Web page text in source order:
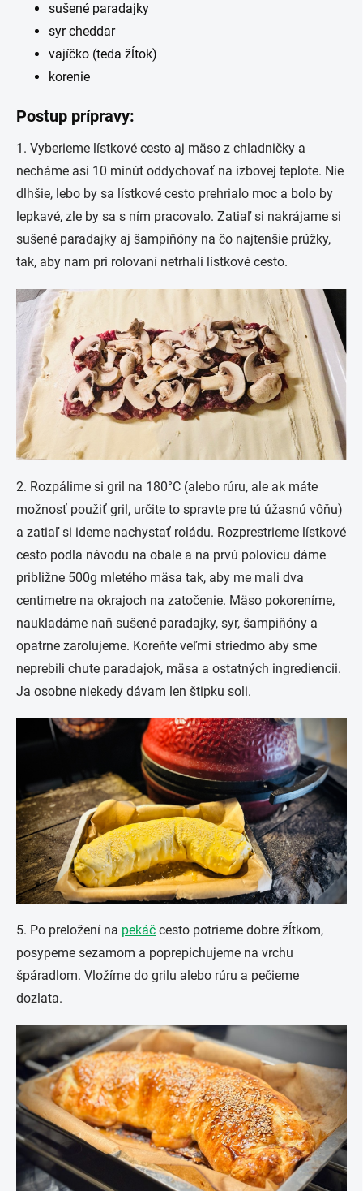
sušené paradajky
syr cheddar
vajíčko (teda žĺtok)
korenie
Postup prípravy:
1. Vyberieme lístkové cesto aj mäso z chladničky a
necháme asi 10 minút oddychovať na izbovej teplote. Nie
dlhšie, lebo by sa lístkové cesto prehrialo moc a bolo by
lepkavé, zle by sa s ním pracovalo. Zatiaľ si nakrájame si
sušené paradajky aj šampiňóny na čo najtenšie prúžky,
tak, aby nam pri rolovaní netrhali lístkové cesto.
2. Rozpálime si gril na 180°C (alebo rúru, ale ak máte
možnosť použiť gril, určite to spravte pre tú úžasnú vôňu)
a zatiaľ si ideme nachystať roládu. Rozprestrieme lístkové
cesto podla návodu na obale a na prvú polovicu dáme
približne 500g mletého mäsa tak, aby me mali dva
centimetre na okrajoch na zatočenie. Mäso pokoreníme,
naukladáme naň sušené paradajky, syr, šampiňóny a
opatrne zarolujeme. Koreňte veľmi striedmo aby sme
neprebili chute paradajok, mäsa a ostatných ingrediencii.
Ja osobne niekedy dávam len štipku soli.
5. Po preložení na pekáč cesto potrieme dobre žĺtkom,
posypeme sezamom a poprepichujeme na vrchu
špáradlom. Vložíme do grilu alebo rúru a pečieme
dozlata.